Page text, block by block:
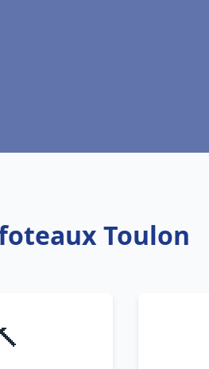
Toulon